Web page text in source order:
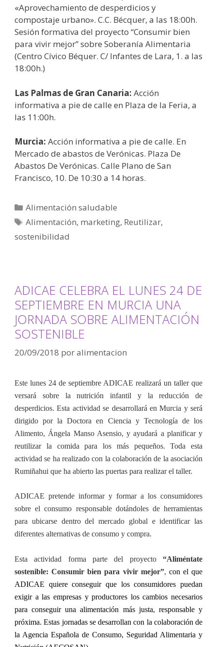
«Aprovechamiento de desperdicios y
compostaje urbano». C.C. Bécquer, a las 18:00h.
Sesión formativa del proyecto “Consumir bien
para vivir mejor” sobre Soberanía Alimentaria
(Centro Cívico Béquer. C/ Infantes de Lara, 1. a las
18:00h.)
Las Palmas de Gran Canaria: Acción
informativa a pie de calle en Plaza de la Feria, a
las 11:00h.
Murcia: Acción informativa a pie de calle. En
Mercado de abastos de Verónicas. Plaza De
Abastos De Verónicas. Calle Plano de San
Francisco, 10. De 10:30 a 14 horas.
Alimentación saludable
Alimentación, marketing, Reutilizar,
sostenibilidad
ADICAE CELEBRA EL LUNES 24 DE
SEPTIEMBRE EN MURCIA UNA
JORNADA SOBRE ALIMENTACIÓN
SOSTENIBLE
20/09/2018 poralimentacion
Este lunes 24 de septiembre ADICAE realizará un taller que
versará sobre la nutrición infantil y la reducción de
desperdicios. Esta actividad se desarrollará en Murcia y será
dirigido por la
Doctora en Ciencia y Tecnología de los
Alimento, Ángela Manso Asensio, y ayudará a planificar y
reutilizar la comida para los más pequeños. Toda esta
actividad se ha realizado con la colaboración de la asociación
Rumiñahui que ha abierto las puertas para realizar el taller.
ADICAE pretende informar y formar a los consumidores
sobre el consumo responsable dotándoles de herramientas
para ubicarse dentro del mercado global e identificar las
diferentes alternativas de consumo y compra.
Esta actividad forma parte del proyecto “Aliméntate
sostenible: Consumir bien para vivir mejor”, con el que
ADICAE quiere conseguir que los consumidores puedan
exigir a las empresas y productores los cambios necesarios
para conseguir una alimentación más justa, responsable y
próxima. Estas jornadas se desarrollan con la colaboración de
la Agencia Española de Consumo, Seguridad Alimentaria y